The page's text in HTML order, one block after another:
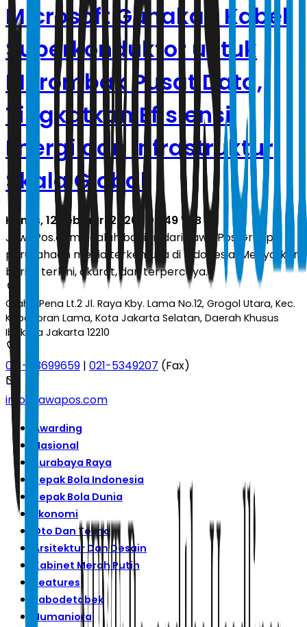
Microsoft Gunakan Kabel
Superkonduktor untuk
Merombak Pusat Data,
Tingkatkan Efisiensi
Energi dan Infrastruktur
Skala Global
Kamis, 12 Februari 2026 | 05.49 WIB
JawaPos.com adalah bagian dari Jawa Pos Group,
perusahaan media terkemuka di Indonesia. Menyajikan
berita terkini, akurat, dan terpercaya.
Graha Pena Lt.2 Jl. Raya Kby. Lama No.12, Grogol Utara, Kec.
Kebayoran Lama, Kota Jakarta Selatan, Daerah Khusus
Ibukota Jakarta 12210
021-53699659 | 021-5349207 (Fax)
info@jawapos.com
Awarding
Nasional
Surabaya Raya
Sepak Bola Indonesia
Sepak Bola Dunia
Ekonomi
Oto Dan Tekno
Arsitektur Dan Desain
Kabinet Merah Putih
Features
Jabodetabek
Humaniora